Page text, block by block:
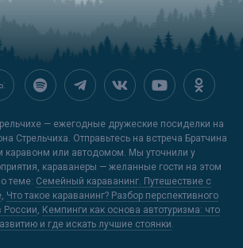
— ежегодные дружеские посиделки на
Стрельчиха. Отправьтесь на встреча Братчина
каравонм или автодомом. Мы уточнили у
караванеры — желанные гости на этом
теме: Семейный караванинг. Путешествие с
, Что такое караванинг? Разбор перспективного
России, Кемпинги как основа автотуризма: что
и где искать лучшие стоянки.